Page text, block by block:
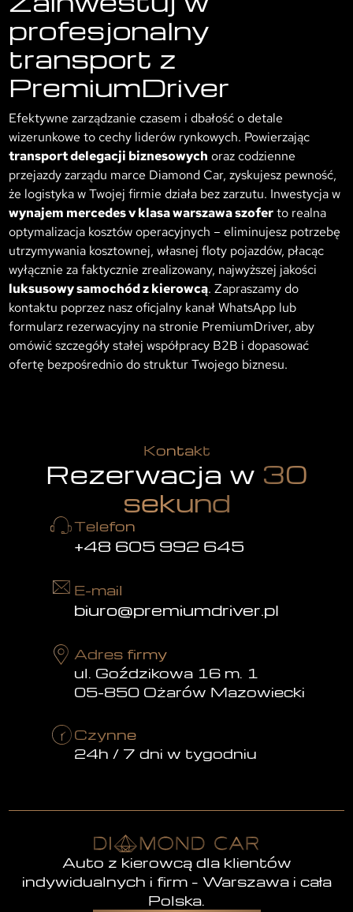
profesjonalny
transport z
PremiumDriver
Efektywne zarządzanie czasem i dbałość o detale
wizerunkowe to cechy liderów rynkowych. Powierzając
transport delegacji biznesowych oraz codzienne
przejazdy zarządu marce Diamond Car, zyskujesz pewność,
że logistyka w Twojej firmie działa bez zarzutu. Inwestycja w
wynajem mercedes v klasa warszawa szoferto realna
optymalizacja kosztów operacyjnych – eliminujesz potrzebę
utrzymywania kosztownej, własnej floty pojazdów, płacąc
wyłącznie za faktycznie zrealizowany, najwyższej jakości
luksusowy samochód z kierowcą. Zapraszamy do
kontaktu poprzez nasz oficjalny kanał WhatsApp lub
formularz rezerwacyjny na stronie PremiumDriver, aby
omówić szczegóły stałej współpracy B2B i dopasować
ofertę bezpośrednio do struktur Twojego biznesu.
Kontakt
Rezerwacja w 30
sekund
Telefon
+48 605 992 645
E-mail
biuro@premiumdriver.pl
Adres firmy
ul. Goździkowa 16 m. 1
05-850 Ożarów Mazowiecki
Czynne
24h / 7 dni w tygodniu
Auto z kierowcą dla klientów
indywidualnych i firm – Warszawa i cała
Polska.